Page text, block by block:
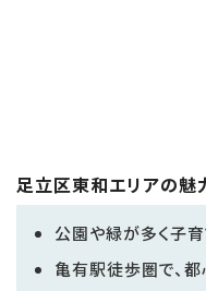
足立区東和エリアの魅
公園や緑が多く子
亀有駅徒歩圏で、